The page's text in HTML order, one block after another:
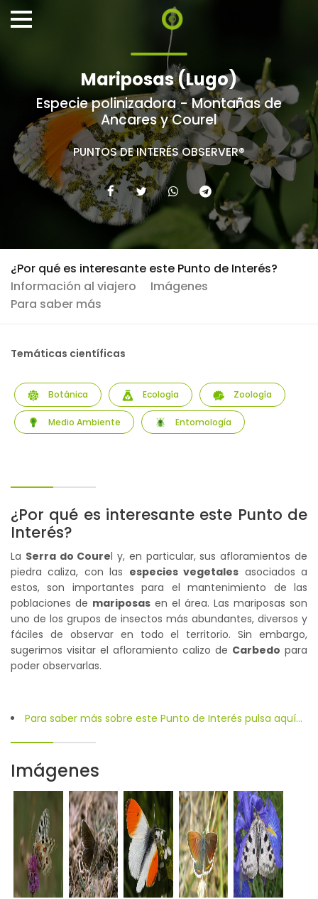
Mariposas (Lugo)
Especie polinizadora - Montañas de
Ancares y Courel
PUNTOS DE INTERÉS OBSERVER®
¿Por qué es interesante este Punto de Interés?
Información al viajero
Imágenes
Para saber más
Temáticas científicas
Botánica Ecología Zoología
Medio Ambiente Entomología
¿Por qué es interesante este Punto de
Interés?
La Serra do Courel y, en particular, sus afloramientos de
piedra caliza, con las especies vegetales asociados a
estos, son importantes para el mantenimiento de las
poblaciones de mariposas en el área. Las mariposas son
uno de los grupos de insectos más abundantes, diversos y
fáciles de observar en todo el territorio. Sin embargo,
sugerimos visitar el afloramiento calizo de Carbedo para
poder observarlas.
Para saber más sobre este Punto de Interés pulsa aquí...
Imágenes